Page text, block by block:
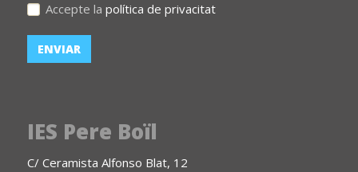
Accepte la política de privacitat
IES Pere Boïl
C/ Ceramista Alfonso Blat, 12